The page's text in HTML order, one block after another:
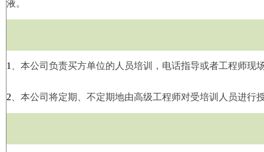
液。
1 、本公司负责买方单位的人员培训，电话指导或者工程师现
2 、本公司将定期、不定期地由高级工程师对受培训人员进